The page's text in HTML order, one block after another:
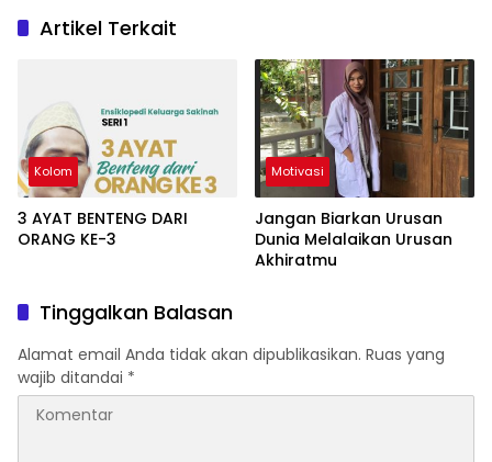
Artikel Terkait
Kolom
3 AYAT BENTENG DARI
ORANG KE-3
Motivasi
Jangan Biarkan Urusan
Dunia Melalaikan Urusan
Akhiratmu
Tinggalkan Balasan
Alamat email Anda tidak akan dipublikasikan. Ruas yang
wajib ditandai *